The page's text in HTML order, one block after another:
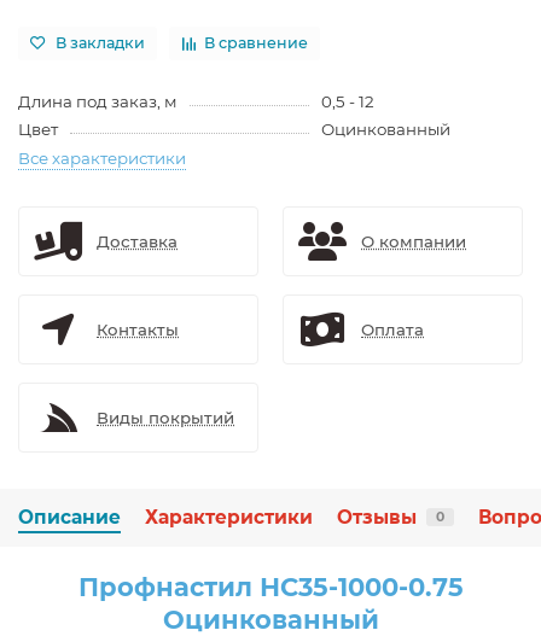
В закладки В сравнение
Длина под заказ, м
0,5 - 12
Цвет
Оцинкованный
Все характеристики
Доставка О компании
Контакты Оплата
Виды покрытий
Описание Характеристики Отзывы 0
Профнастил НС35-1000-0.75
Оцинкованный